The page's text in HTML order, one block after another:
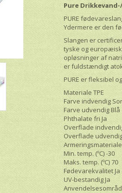
Pure
PURE
Ydermere er den
Slangen er
tyske og
opløsninger af
er fuldstændigt
PURE er fleksibel
Materiale TPE
Farve indvendig
Farve udvendig Blå
Phthalate fri Ja
Overflade
Overflade
Min. temp. (ºC) -30
Maks. temp. (ºC) 70
Fødevarekvalitet Ja
UV-bestandig Ja